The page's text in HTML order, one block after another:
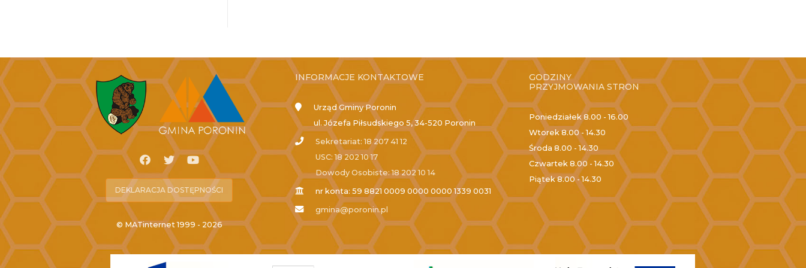
DEKLARACJA DOSTĘPNOŚCI
© MATinternet 1999 - 2026
INFORMACJE KONTAKTOWE
Urząd Gminy Poronin
ul. Józefa Piłsudskiego 5, 34-520 Poronin
Sekretariat: 18 207 41 12
USC: 18 202 10 17
Dowody Osobiste: 18 202 10 14
nr konta: 59 8821 0009 0000 0000 1339 0031
gmina@poronin.pl
GODZINY
PRZYJMOWANIA STRON
Poniedziałek 8.00 - 16.00
Wtorek8.00 - 14.30
Środa 8.00 - 14.30
Czwartek 8.00 - 14.30
Piątek8.00 - 14.30